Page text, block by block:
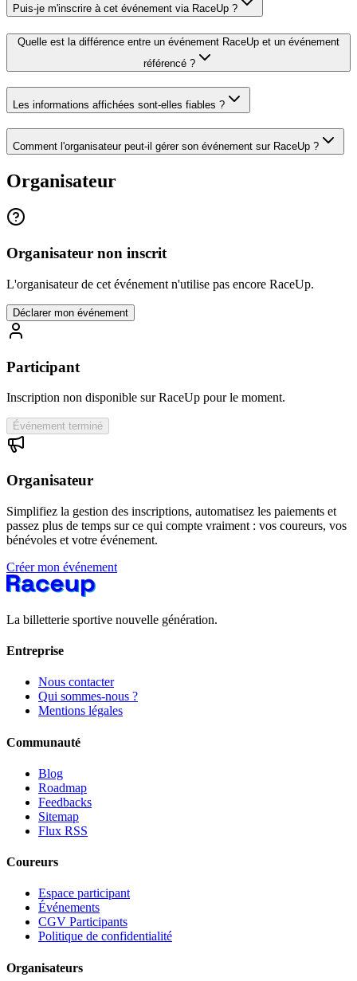
Puis-je m'inscrire à cet événement via RaceUp ?
Quelle est la différence entre un événement RaceUp et un événement
référencé ?
Les informations affichées sont-elles fiables ?
Comment l'organisateur peut-il gérer son événement sur RaceUp ?
Organisateur
Organisateur non inscrit
L'organisateur de cet événement n'utilise pas encore RaceUp.
Déclarer mon événement
Participant
Inscription non disponible sur RaceUp pour le moment.
Événement terminé
Organisateur
Simplifiez la gestion des inscriptions, automatisez les paiements et
passez plus de temps sur ce qui compte vraiment : vos coureurs, vos
bénévoles et votre événement.
Créer mon événement
La billetterie sportive nouvelle génération.
Entreprise
Nous contacter
Qui sommes-nous ?
Mentions légales
Communauté
Blog
Roadmap
Feedbacks
Sitemap
Flux RSS
Coureurs
Espace participant
Événements
CGV Participants
Politique de confidentialité
Organisateurs